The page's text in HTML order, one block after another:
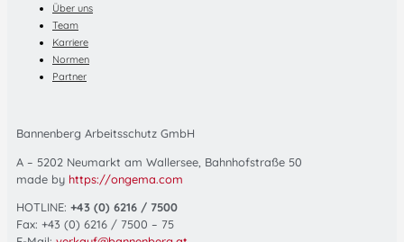
Über uns
Team
Karriere
Normen
Partner
Bannenberg Arbeitsschutz GmbH
A – 5202 Neumarkt am Wallersee, Bahnhofstraße 50
made by https://ongema.com
HOTLINE: +43 (0) 6216 / 7500
Fax: +43 (0) 6216 / 7500 – 75